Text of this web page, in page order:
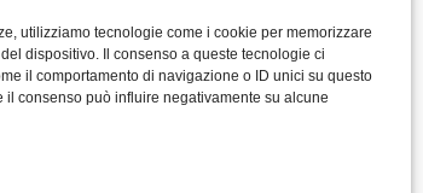
utilizziamo tecnologie come i cookie per memorizzare
dispositivo. Il consenso a queste tecnologie ci
il comportamento di navigazione o ID unici su questo
il consenso può influire negativamente su alcune